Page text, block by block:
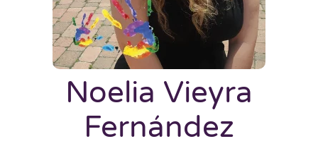
Noelia Vieyra
Fernández